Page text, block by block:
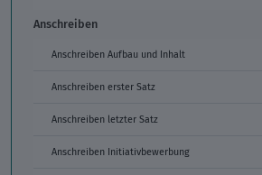
Anschreiben
Anschreiben Aufbau und Inhalt
Anschreiben erster Satz
Anschreiben letzter Satz
Anschreiben Initiativbewerbung